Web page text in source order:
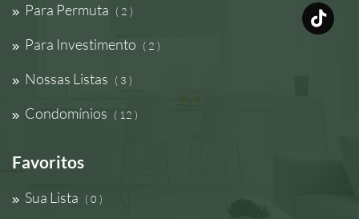
Para Permuta ( 2 )
Para Investimento ( 2 )
Nossas Listas ( 3 )
Condomínios ( 12 )
Favoritos
Sua Lista ( 0 )